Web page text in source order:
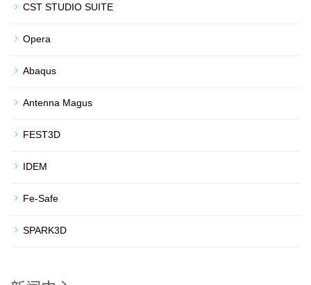
CST STUDIO SUITE
Opera
Abaqus
Antenna Magus
FEST3D
IDEM
Fe-Safe
SPARK3D